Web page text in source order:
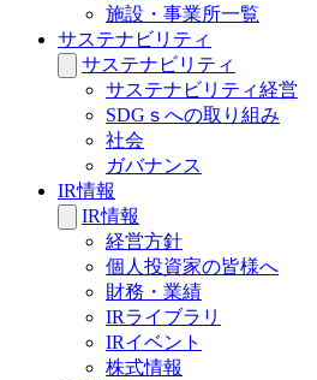
施設・事業所一覧
サステナビリティ
サステナビリティ
サステナビリティ経営
SDGｓへの取り組み
社会
ガバナンス
IR情報
IR情報
経営方針
個人投資家の皆様へ
財務・業績
IRライブラリ
IRイベント
株式情報